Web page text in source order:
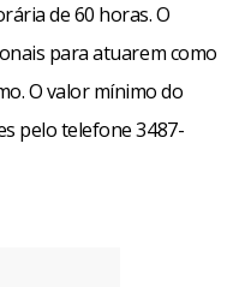
de 60 horas. O
para atuarem como
O valor mínimo do
pelo telefone 3487-